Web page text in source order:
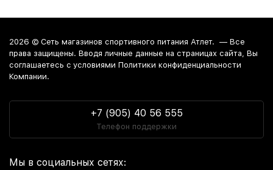
2026 © Сеть магазинов спортивного питания Атлет. — Все
права защищены. Вводя личные данные на страницах сайта, Вы
соглашаетесь c условиями Политики конфиденциальности
Компании.
+7 (905) 40 56 555
Телефон поддержки
Мы в социальных сетях: